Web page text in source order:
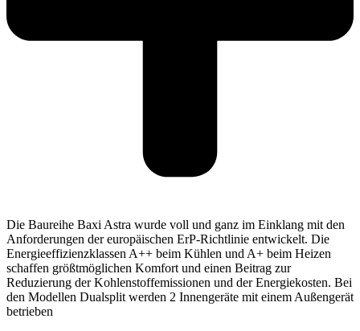
Die Baureihe Baxi Astra wurde voll und ganz im Einklang mit den
Anforderungen der europäischen ErP-Richtlinie entwickelt. Die
Energieeffizienzklassen A++ beim Kühlen und A+ beim Heizen
schaffen größtmöglichen Komfort und einen Beitrag zur
Reduzierung der Kohlenstoffemissionen und der Energiekosten. Bei
den Modellen Dualsplit werden 2 Innengeräte mit einem Außengerät
betrieben